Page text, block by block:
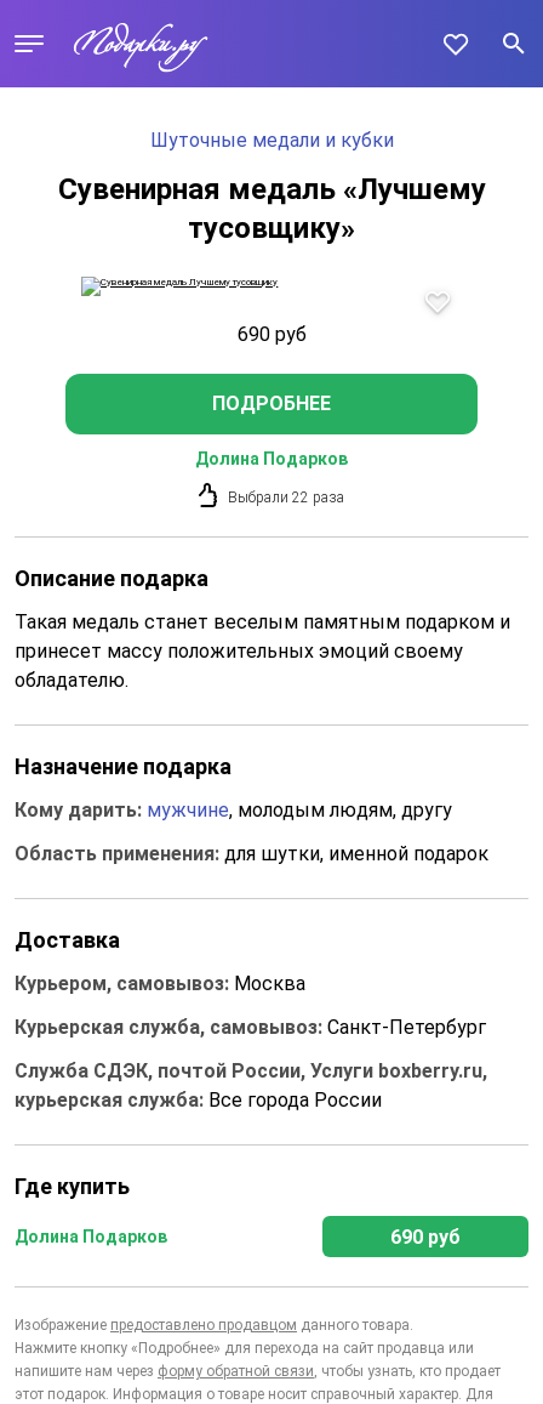
Шуточные медали и кубки
Сувенирная медаль «Лучшему
тусовщику»
690 руб
ПОДРОБНЕЕ
Долина Подарков
Выбрали 22 раза
Описание подарка
Такая медаль станет веселым памятным подарком и
принесет массу положительных эмоций своему
обладателю.
Назначение подарка
Кому дарить: мужчине, молодым людям, другу
Область применения: для шутки, именной подарок
Доставка
Курьером, самовывоз: Москва
Курьерская служба, самовывоз: Санкт-Петербург
Служба СДЭК, почтой России, Услуги boxberry.ru,
курьерская служба: Все города России
Где купить
Долина Подарков 690 руб
Изображение предоставлено продавцом данного товара.
Нажмите кнопку «Подробнее» для перехода на сайт продавца или
напишите нам через форму обратной связи, чтобы узнать, кто продает
этот подарок. Информация о товаре носит справочный характер. Для